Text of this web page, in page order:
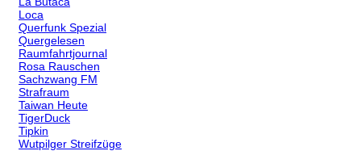
Loca
Querfunk Spezial
Quergelesen
Raumfahrtjournal
Rosa Rauschen
Sachzwang FM
Strafraum
Taiwan Heute
TigerDuck
Tipkin
Wutpilger Streifzüge